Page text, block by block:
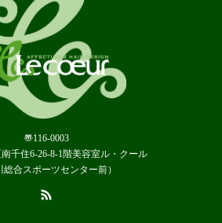
〠116-0003
千住6-26-8-1階美容室ル・クール
総合スポーツセンター前）